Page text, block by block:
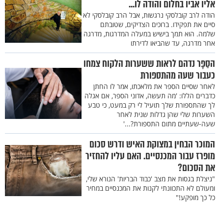
אליו אביו בחלום והודה לו...
הודה לרב קובלסקי נרגשות, אבל הרב קובלסקי לא
סיים את תפקידו. ברוכים הצדיקים, שטובתם
שלמה. הוא תמך בישיש במעלה המדרגות, מדרגה
אחר מדרגה, עד שהביאו לדירתו
הסַפָּר נדהם לראות ששערות הלקוח צמחו
כעבור שעה מהתספורת
לאחר שסיים הספר את מלאכתו, אמר לו החתן
כדברים הללו: 'מה תעשה, אדוני הספר, אם אגלה
לך שהתספורת שלך תועיל לי רק במעט, כי טבע
השערות שלי שהן גדלות שנית לאחר
שעה-שעתיים מתום התספורת?...'
המוכר הבחין במצוקת האיש ודרש סכום
מופרז עבור המכנסיים. האם עליו להחזיר
את הסכום?
"ניצלת בגסות את מצב 'כבוד הבריות' הנורא שלי,
ומעולם לא התכוונתי לקנות את המכנסיים במחיר
כל כך מופקע!"